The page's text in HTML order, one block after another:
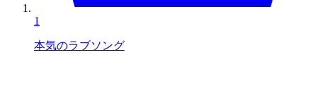
1
本気のラブソング